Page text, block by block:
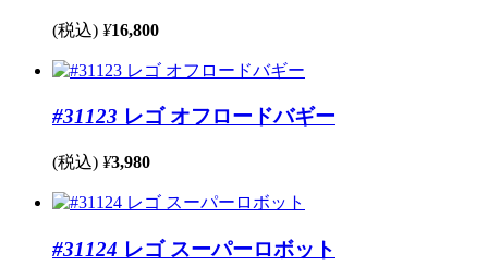
(税込) ¥16,800
#31123 レゴ オフロードバギー
(税込) ¥3,980
#31124 レゴ スーパーロボット